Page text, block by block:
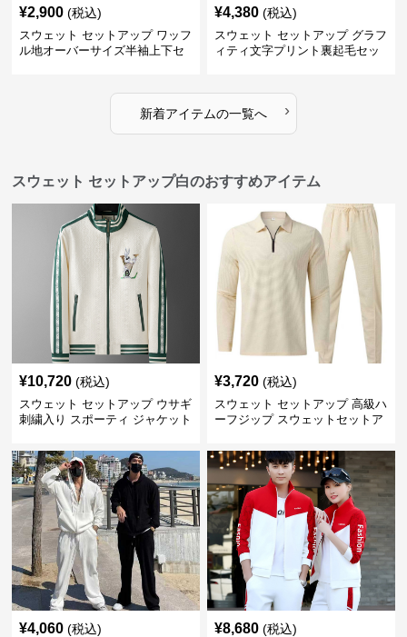
¥2,900 (税込)
スウェット セットアップ ワッフ
ル地オーバーサイズ半袖上下セ
¥4,380 (税込)
スウェット セットアップ グラフ
ィティ文字プリント裏起毛セッ
新着アイテムの一覧へ ›
スウェット セットアップ白のおすすめアイテム
¥10,720 (税込)
スウェット セットアップ ウサギ
刺繍入り スポーティ ジャケット
¥3,720 (税込)
スウェット セットアップ 高級ハ
ーフジップ スウェットセットア
¥4,060 (税込) ¥8,680 (税込)